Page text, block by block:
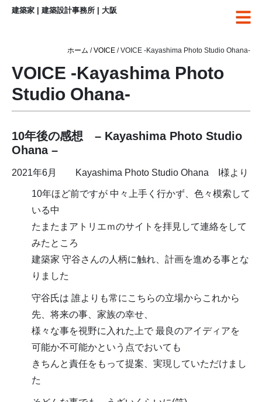
建築家 | 建築設計事務所 | 大阪
ホーム /VOICE / VOICE -Kayashima Photo Studio Ohana-
VOICE -Kayashima Photo
Studio Ohana-
10年後の感想 – Kayashima Photo Studio
Ohana –
2021年6月 Kayashima Photo Studio Ohana I様より
10年ほど前ですが 中々上手く行かず、色々模索して
いる中
たまたまアトリエｍのサイトを拝見して連絡をして
みたところ
建築家 守谷さんの人柄に触れ、計画を進める事とな
りました
守谷氏は 誰よりも常にこちらの立場からこれから
先、将来の事、家族の幸せ、
様々な事を視野に入れた上で 最良のアイディアを
可能か不可能かという点でおいても
きちんと責任をもって提案、実現していただけまし
た